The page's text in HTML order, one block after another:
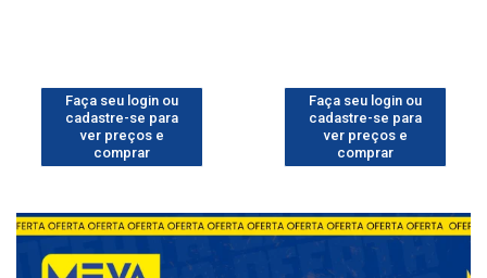
Faça seu login ou
cadastre-se para
ver preços e
comprar
Faça seu login ou
cadastre-se para
ver preços e
comprar